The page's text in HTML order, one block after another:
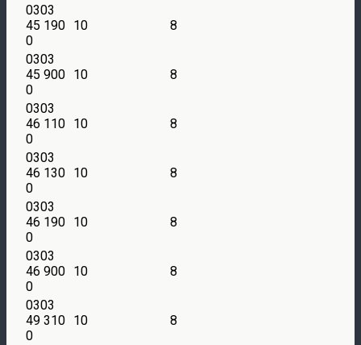
0303
45 190
0
10 8
0303
45 900
0
10 8
0303
46 110
0
10 8
0303
46 130
0
10 8
0303
46 190
0
10 8
0303
46 900
0
10 8
0303
49 310
0
10 8